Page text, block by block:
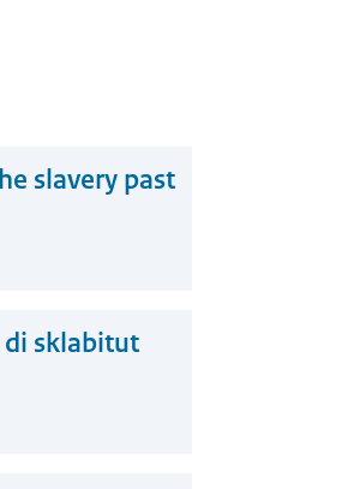
slavery past
di sklabitut